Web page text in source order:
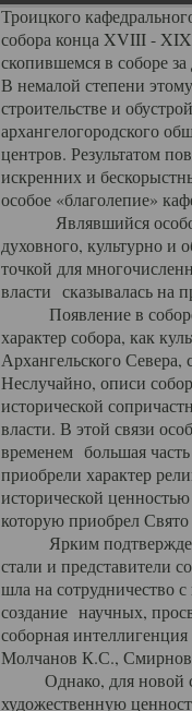
Троицкого
собора конца XVIII - XIX
скопившемся в соборе
В немалой степени
строительстве и
архангелогородского
центров. Результатом
искренних и
особое «благолепие»
Являвшийся особой
духовного, культурно и
точкой для
власти сказывалась на
Появление в соборе
характер собора, как
Архангельского Севера,
Неслучайно, описи
исторической
власти. В этой связи
временем большая
приобрели характер
исторической
которую приобрел
Ярким
стали и представители
шла на сотрудничество
создание научных,
соборная
Молчанов К.С.,
Однако, для новой
художественную